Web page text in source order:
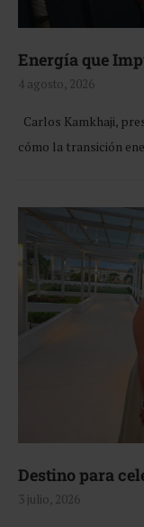
Energía que
4 agosto, 2026
Carlos Kamkhaji,
cómo la transición
Destino para
3 julio, 2026